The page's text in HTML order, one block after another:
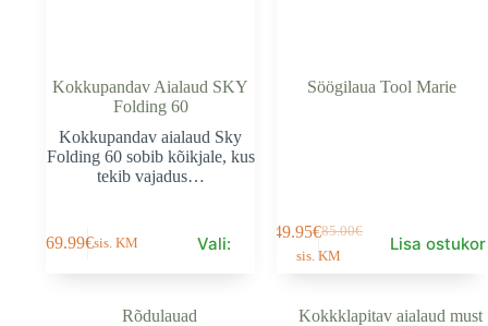
Kokkupandav Aialaud SKY
Folding 60
Kokkupandav aialaud Sky
Folding 60 sobib kõikjale, kus
tekib vajadus…
169.99€sis. KM Vali:
product
Söögilaua Tool Marie
85.00€
Algne
hind
49.95€Current
price
sis. KM
Lisa